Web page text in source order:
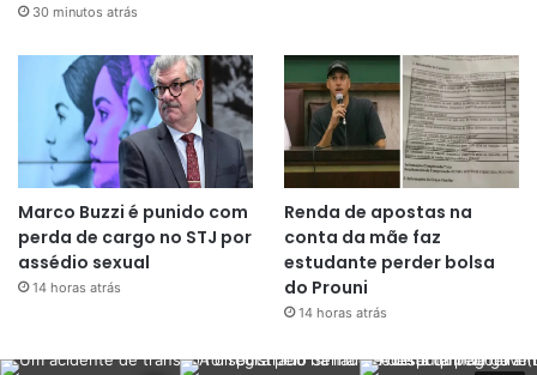
30 minutos atrás
Marco Buzzi é punido com
perda de cargo no STJ por
assédio sexual
14 horas atrás
Renda de apostas na
conta da mãe faz
estudante perder bolsa
do Prouni
14 horas atrás